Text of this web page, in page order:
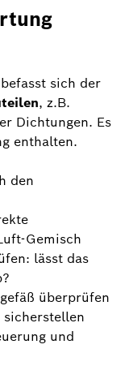
sich der
, z.B.
Dichtungen. Es
enthalten.
den
Gemisch
lässt das
überprüfen
sicherstellen
und